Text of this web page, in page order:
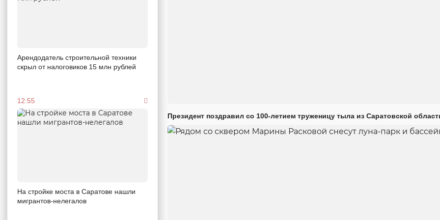
Арендодатель строительной техники
скрыл от налоговиков 15 млн рублей
12:55
На стройке моста в Саратове нашли
мигрантов-нелегалов
Президент поздравил со 100-летием труженицу тыла из Саратовской